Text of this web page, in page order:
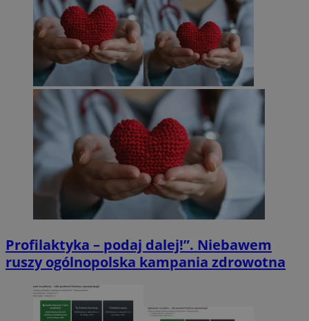
Profilaktyka – podaj dalej!”. Niebawem
ruszy ogólnopolska kampania zdrowotna